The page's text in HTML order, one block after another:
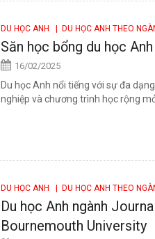
DU HỌC ANH | DU HỌC ANH THEO
Săn học bổng du học
16/02/2025
Du học Anh nổi tiếng với sự đa
nghiệp và chương trình học rộng
DU HỌC ANH | DU HỌC ANH THEO
Du học Anh ngành
Bournemouth University